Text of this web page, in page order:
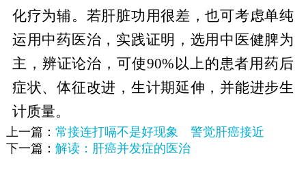
化疗为辅。若肝脏功用很差，也可考虑单纯
运用中药医治，实践证明，选用中医健脾为
主，辨证论治，可使90%以上的患者用药后
症状、体征改进，生计期延伸，并能进步生
计质量。
上一篇： 常接连打嗝不是好现象 警觉肝癌接近
下一篇： 解读：肝癌并发症的医治